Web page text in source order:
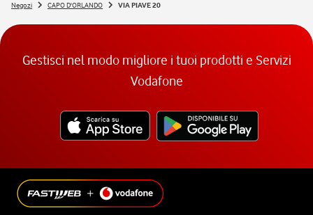
Negozi CAPO D'ORLANDO VIA PIAVE 20
Gestisci nel modo migliore i tuoi prodotti e Servizi
Vodafone